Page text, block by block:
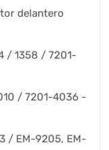
delantero
/ 1358 / 7201-
/ 7201-4036 -
/ EM-9205, EM-